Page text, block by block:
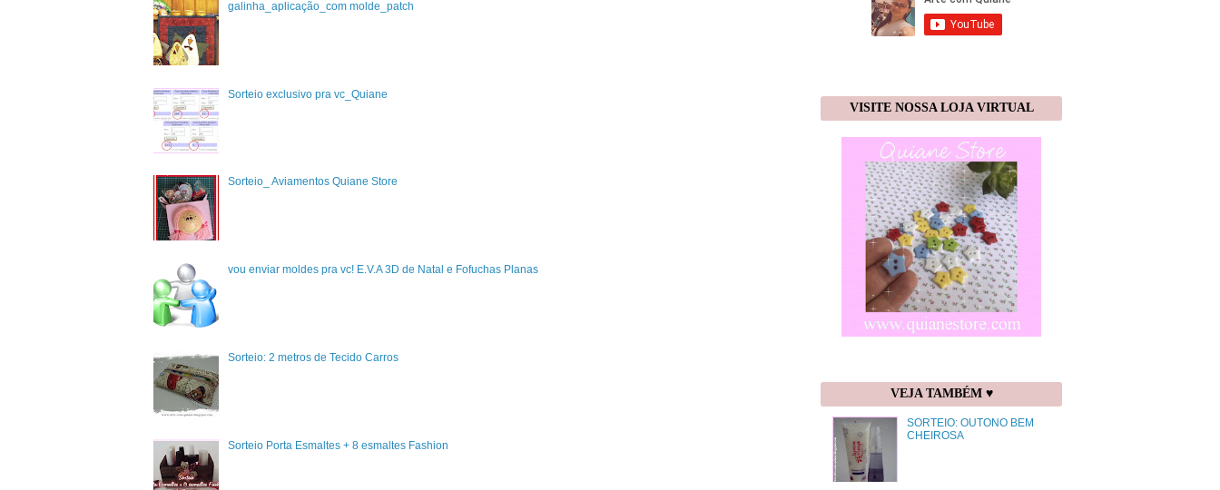
galinha_aplicação_com molde_patch
Sorteio exclusivo pra vc_Quiane
Sorteio_ Aviamentos Quiane Store
vou enviar moldes pra vc! E.V.A 3D de Natal e Fofuchas Planas
Sorteio: 2 metros de Tecido Carros
Sorteio Porta Esmaltes + 8 esmaltes Fashion
VISITE NOSSA LOJA VIRTUAL
VEJA TAMBÉM ♥
SORTEIO: OUTONO BEM
CHEIROSA